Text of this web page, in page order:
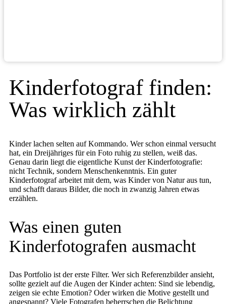
Kinderfotograf finden:
Was wirklich zählt
Kinder lachen selten auf Kommando. Wer schon einmal versucht
hat, ein Dreijähriges für ein Foto ruhig zu stellen, weiß das.
Genau darin liegt die eigentliche Kunst der Kinderfotografie:
nicht Technik, sondern Menschenkenntnis. Ein guter
Kinderfotograf arbeitet mit dem, was Kinder von Natur aus tun,
und schafft daraus Bilder, die noch in zwanzig Jahren etwas
erzählen.
Was einen guten
Kinderfotografen ausmacht
Das Portfolio ist der erste Filter. Wer sich Referenzbilder ansieht,
sollte gezielt auf die Augen der Kinder achten: Sind sie lebendig,
zeigen sie echte Emotion? Oder wirken die Motive gestellt und
angespannt? Viele Fotografen beherrschen die Belichtung